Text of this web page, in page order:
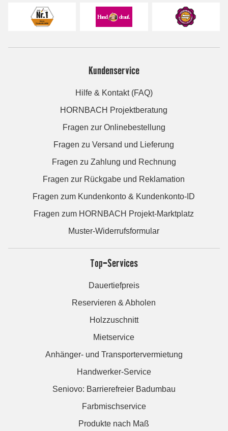
Kundenservice
Hilfe & Kontakt (FAQ)
HORNBACH Projektberatung
Fragen zur Onlinebestellung
Fragen zu Versand und Lieferung
Fragen zu Zahlung und Rechnung
Fragen zur Rückgabe und Reklamation
Fragen zum Kundenkonto & Kundenkonto-ID
Fragen zum HORNBACH Projekt-Marktplatz
Muster-Widerrufsformular
Top-Services
Dauertiefpreis
Reservieren & Abholen
Holzzuschnitt
Mietservice
Anhänger- und Transportervermietung
Handwerker-Service
Seniovo: Barrierefreier Badumbau
Farbmischservice
Produkte nach Maß